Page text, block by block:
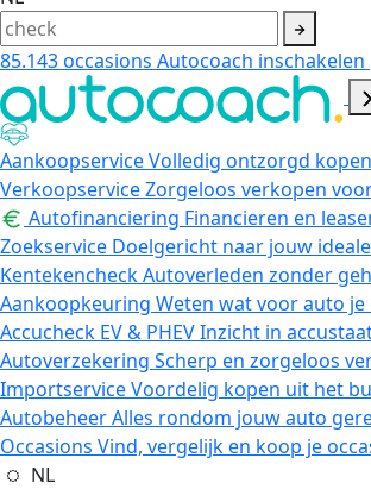
85.143occasions Autocoach inschakelen
AankoopserviceVolledig ontzorgd
VerkoopserviceZorgeloos verkopen
Autofinanciering Financieren en
Zoekservice Doelgericht naar jouw
KentekencheckAutoverleden zonder
Aankoopkeuring Weten wat voor auto
Accucheck EV & PHEVInzicht in
Autoverzekering Scherp en zorgeloos
ImportserviceVoordelig kopen uit het
AutobeheerAlles rondom jouw auto
Occasions Vind, vergelijk en koop je
NL